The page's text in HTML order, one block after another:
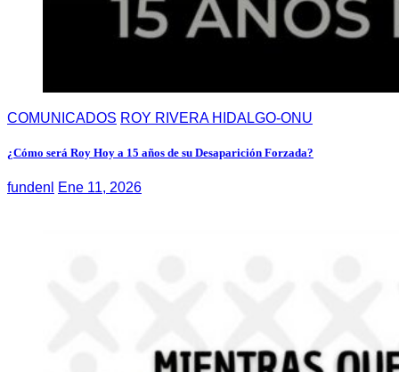
COMUNICADOS ROY RIVERA HIDALGO-ONU
¿Cómo será Roy Hoy a 15 años de su Desaparición Forzada?
fundenl Ene 11, 2026